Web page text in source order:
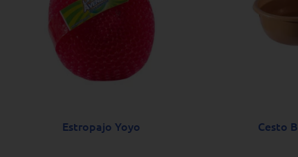
Estropajo Yoyo Cesto